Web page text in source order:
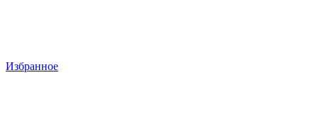
Избранное